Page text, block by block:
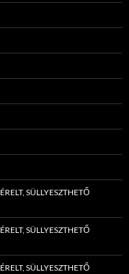
SÜLLYESZTHETŐ
SÜLLYESZTHETŐ
SÜLLYESZTHETŐ